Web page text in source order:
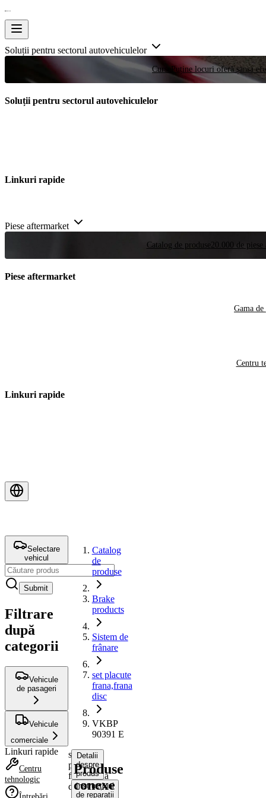
Soluții pentru sectorul autovehiculelor
Curse Puține locuri oferă șansa
Soluții pentru sectorul autovehiculelor
Linkuri rapide
Piese aftermarket
Catalog de produse 20.000 de
Piese aftermarket
Gama de
Centru
Linkuri rapide
Selectare
vehicul
Submit
Filtrare
după
categorii
Vehicule
de pasageri
Vehicule
comerciale
Linkuri rapide
Centru
tehnologic
Catalog
de
produse
Brake
products
Sistem de
frânare
set placute
frana,frana
disc
VKBP
90391 E
set
placute
frana,frana
disc
Detalii
despre
produs
Instrucțiuni
de reparații
Produse
conexe